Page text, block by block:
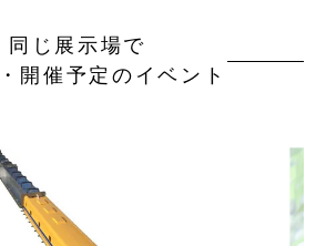
同じ展示場で
開催予定のイベント